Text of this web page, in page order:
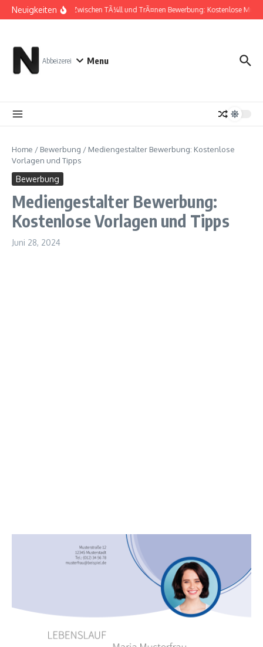
Zum Inhalt springen
Neuigkeiten Zwischen TÃ¼ll und TrÃ¤nen Bewerbung: Kostenlose
Abbeizerei Menu
Home / Bewerbung / Mediengestalter Bewerbung: Kostenlose
Vorlagen und Tipps
Bewerbung
Mediengestalter Bewerbung:
Kostenlose Vorlagen und Tipps
Juni 28, 2024